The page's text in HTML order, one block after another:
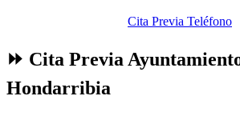
Cita Previa Teléfono
⏩ Cita Previa
Hondarribia